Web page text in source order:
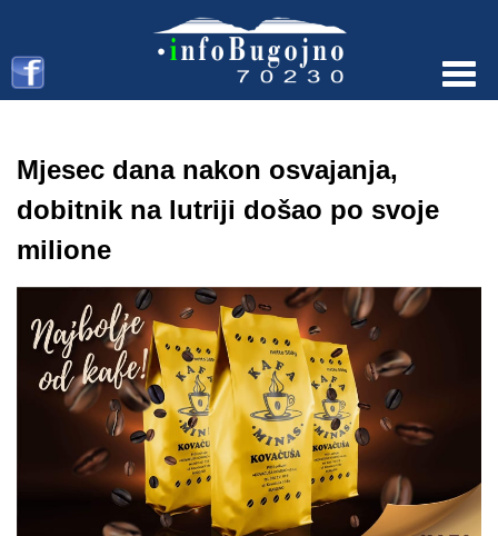
Mjesec dana nakon osvajanja,
dobitnik na lutriji došao po svoje
milione